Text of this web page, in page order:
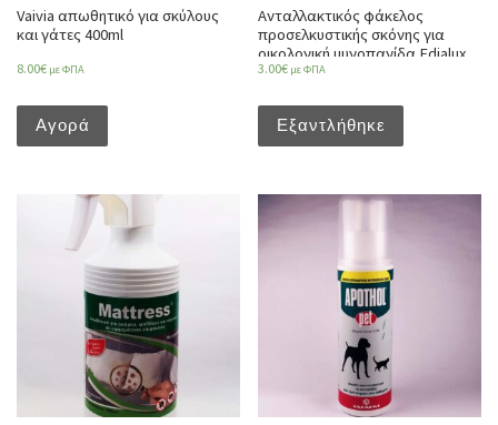
Vaivia απωθητικό για σκύλους
και γάτες 400ml
8.00€ με ΦΠΑ
Αγορά
Ανταλλακτικός φάκελος
προσελκυστικής σκόνης για
οικολογική μυγοπαγίδα Edialux
Ecologic
3.00€ με ΦΠΑ
Εξαντλήθηκε